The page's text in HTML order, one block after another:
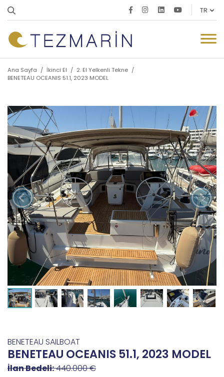
Ana Sayfa / İkinci El / 2. El Yelkenli Tekne /
BENETEAU OCEANIS 51.1, 2023 MODEL
BENETEAU SAILBOAT
BENETEAU OCEANIS 51.1, 2023 MODEL
İlan Bedeli:440.000 €